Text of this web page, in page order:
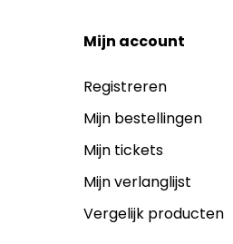
Mijn account
Registreren
Mijn bestellingen
Mijn tickets
Mijn verlanglijst
Vergelijk producten